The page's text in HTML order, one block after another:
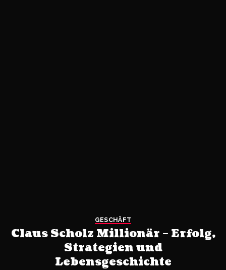
GESCHÄFT
Claus Scholz Millionär – Erfolg,
Strategien und
Lebensgeschichte